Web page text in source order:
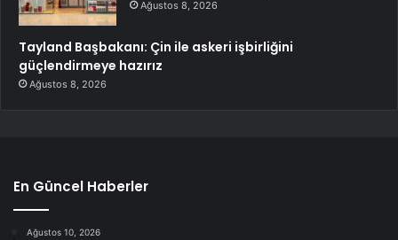
Ağustos 8, 2026
Tayland Başbakanı: Çin ile askeri işbirliğini
güçlendirmeye hazırız
Ağustos 8, 2026
En Güncel Haberler
Ağustos 10, 2026